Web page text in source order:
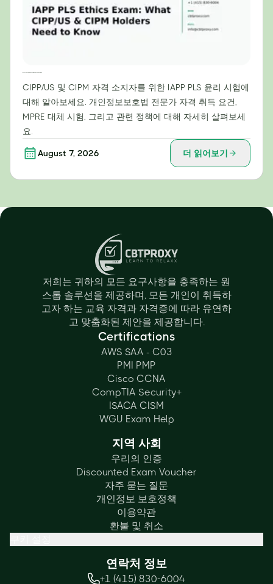
CIPP/US 및 CIPM 자격 소지자를 위한 IAPP PLS 윤리 시험에
대해 알아보세요. 개인정보보호법 전문가 자격 취득 요건,
MPRE 대체 시험, 그리고 관련 정책에 대해 자세히 살펴보세
요.
August 7, 2026 더 읽어보기
저희는 귀하의 모든 요구사항을 충족하는 원
스톱 솔루션을 제공하며, 모든 개인이 취득하
고자 하는 교육 자격과 자격증에 따라 유연하
고 맞춤화된 제안을 제공합니다.
Certifications
AWS SAA - C03
PMI PMP
Cisco CCNA
CompTIA Security+
ISACA CISM
WGU Exam Help
지역 사회
우리의 인증
Discounted Exam Voucher
자주 묻는 질문
개인정보 보호정책
이용약관
환불 및 취소
연락처 정보
+1 (415) 830-6004